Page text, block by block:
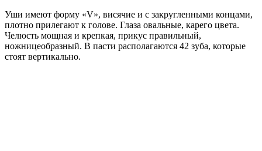
Уши имеют форму «V», висячие и с закругленными концами,
плотно прилегают к голове. Глаза овальные, карего цвета.
Челюсть мощная и крепкая, прикус правильный,
ножницеобразный. В пасти располагаются 42 зуба, которые
стоят вертикально.